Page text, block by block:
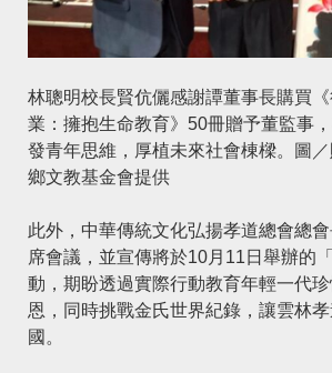
林聰明校長賢伉儷感謝譚董事長購買
業：擁抱生命教育》50冊贈予董監事
發青年思維，厚植未來社會棟樑。圖
鄉文教基金會提供
此外，中華傳統文化弘揚孝道總會總
席會議，並宣傳將於10月11日舉辦的
動，期盼透過實際行動教育年輕一代
恩，同時挑戰金氏世界紀錄，讓雲林
國。